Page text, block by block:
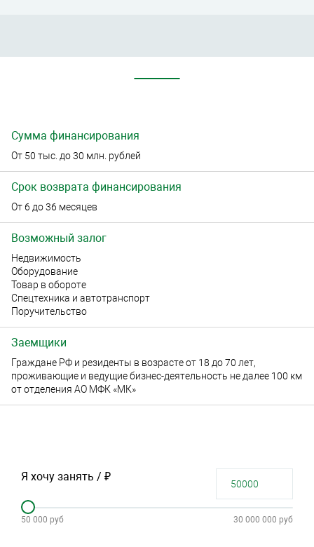
Сумма финансирования
От 50 тыс. до 30 млн. рублей
Срок возврата финансирования
От 6 до 36 месяцев
Возможный залог
Недвижимость
Оборудование
Товар в обороте
Спецтехника и автотранспорт
Поручительство
Заемщики
Граждане РФ и резиденты в возрасте от 18 до 70 лет,
проживающие и ведущие бизнес-деятельность не далее 100 км
от отделения АО МФК «МК»
Я хочу занять / ₽
50 000 руб 30 000 000 руб